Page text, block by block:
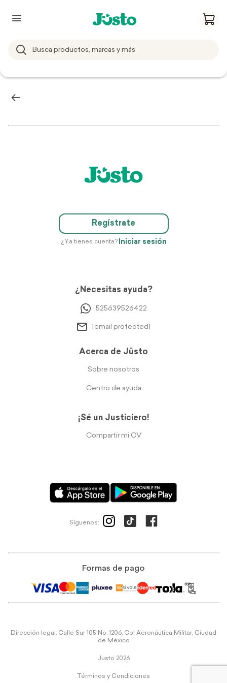
Regístrate
¿Ya tienes cuenta? Iniciar sesión
¿Necesitas ayuda?
525639526422
[email protected]
Acerca de Jüsto
Sobre nosotros
Centro de ayuda
¡Sé un Justiciero!
Compartir mi CV
Síguenos:
Formas de pago
Dirección legal: Calle Sur 105 No. 1206, Col Aeronáutica Militar, Ciudad
de México
Justo 2026
Términos y Condiciones